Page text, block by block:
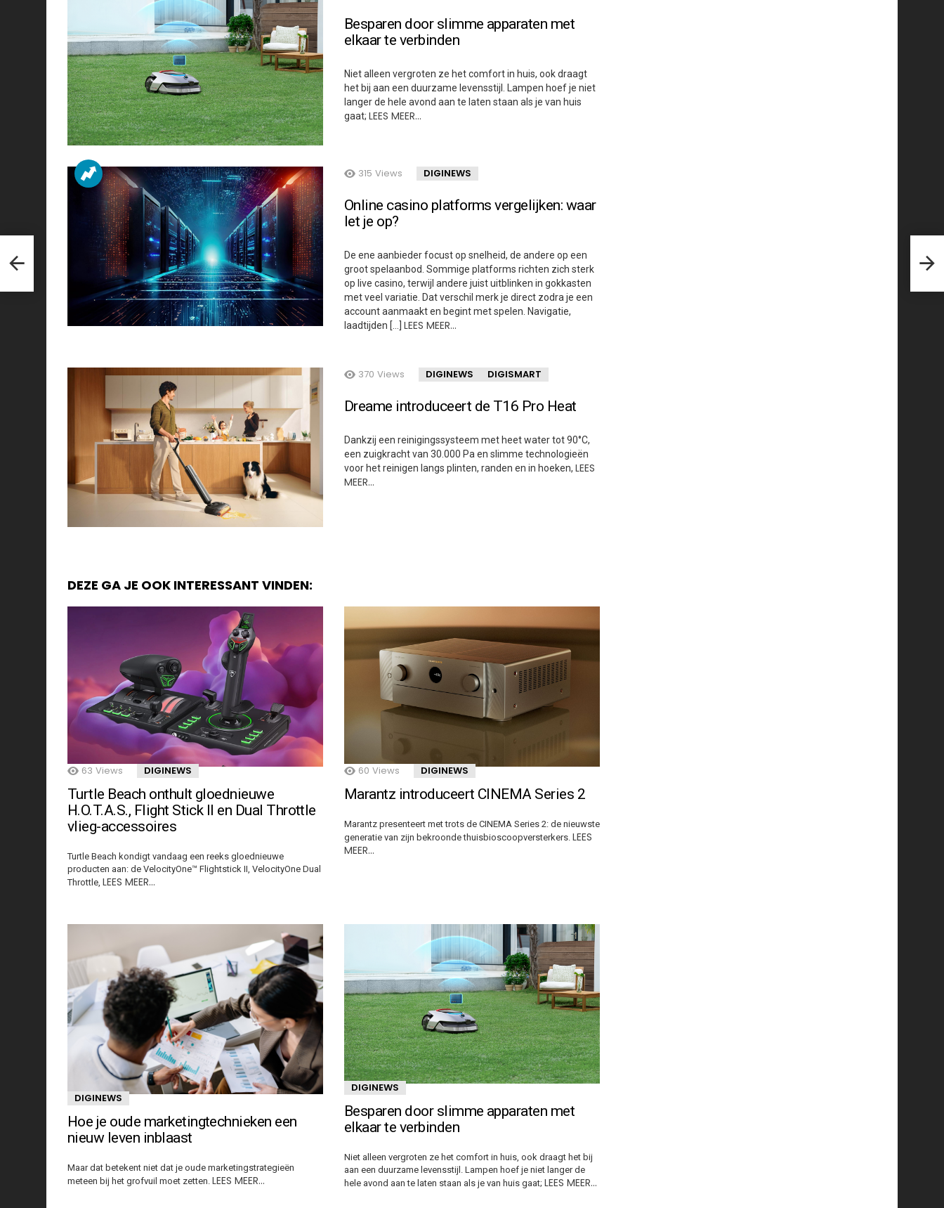
Besparen door slimme apparaten met
elkaar te verbinden
Niet alleen vergroten ze het comfort in huis, ook draagt
het bij aan een duurzame levensstijl. Lampen hoef je niet
langer de hele avond aan te laten staan als je van huis
gaat; LEES MEER…
315 Views DIGINEWS
Online casino platforms vergelijken: waar
let je op?
De ene aanbieder focust op snelheid, de andere op een
groot spelaanbod. Sommige platforms richten zich sterk
op live casino, terwijl andere juist uitblinken in gokkasten
met veel variatie. Dat verschil merk je direct zodra je een
account aanmaakt en begint met spelen. Navigatie,
laadtijden […] LEES MEER…
370 Views DIGINEWS DIGISMART
Dreame introduceert de T16 Pro Heat
Dankzij een reinigingssysteem met heet water tot 90°C,
een zuigkracht van 30.000 Pa en slimme technologieën
voor het reinigen langs plinten, randen en in hoeken, LEES
MEER…
DEZE GA JE OOK INTERESSANT VINDEN:
63 Views DIGINEWS
Turtle Beach onthult gloednieuwe
H.O.T.A.S., Flight Stick II en Dual Throttle
vlieg-accessoires
Turtle Beach kondigt vandaag een reeks gloednieuwe
producten aan: de VelocityOne™ Flightstick II, VelocityOne Dual
Throttle, LEES MEER…
60 Views DIGINEWS
Marantz introduceert CINEMA Series 2
Marantz presenteert met trots de CINEMA Series 2: de nieuwste
generatie van zijn bekroonde thuisbioscoopversterkers. LEES
MEER…
DIGINEWS
Hoe je oude marketingtechnieken een
nieuw leven inblaast
Maar dat betekent niet dat je oude marketingstrategieën
meteen bij het grofvuil moet zetten. LEES MEER…
DIGINEWS
Besparen door slimme apparaten met
elkaar te verbinden
Niet alleen vergroten ze het comfort in huis, ook draagt het bij
aan een duurzame levensstijl. Lampen hoef je niet langer de
hele avond aan te laten staan als je van huis gaat; LEES MEER…